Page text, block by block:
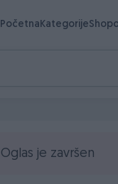
PočetnaKategorije
Oglas je završen